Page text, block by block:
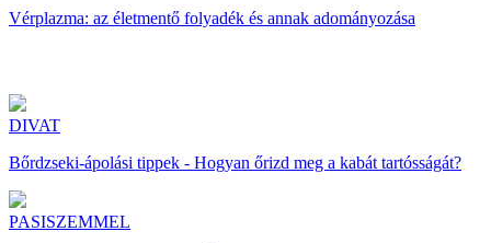
Vérplazma: az életmentő folyadék és annak adományozása
DIVAT
Bőrdzseki-ápolási tippek - Hogyan őrizd meg a kabát tartósságát?
PASISZEMMEL